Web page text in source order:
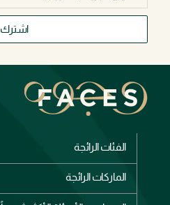
اشترك
الفئات الرائجة
الماركات الرائجة